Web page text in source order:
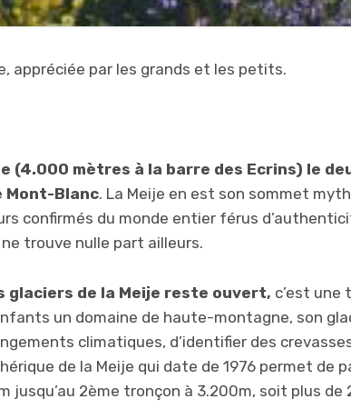
appréciée par les grands et les petits.
(4.000 mètres à la barre des Ecrins) le
Mont-Blanc. La Meije en est son sommet
confirmés du monde entier férus
trouve nulle part ailleurs.
glaciers de la Meije reste ouvert, c’est une
un domaine de haute-montagne, son
climatiques, d’identifier des
de la Meije qui date de 1976 permet de
jusqu’au 2ème tronçon à 3.200m, soit plus de